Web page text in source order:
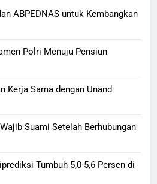
ABPEDNAS untuk Kembangkan
Polri Menuju Pensiun
Kerja Sama dengan Unand
Suami Setelah Berhubungan
Tumbuh 5,0-5,6 Persen di